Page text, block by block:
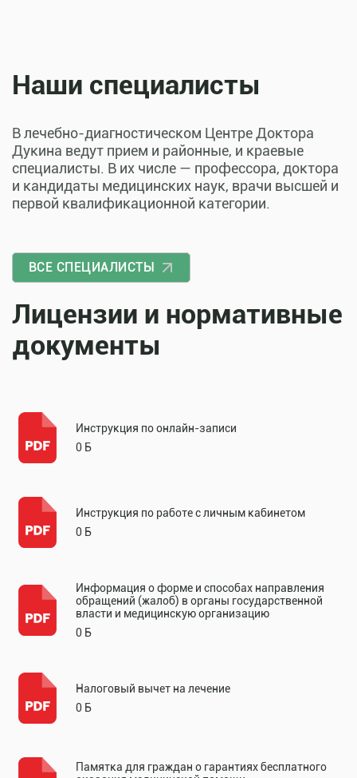
Наши специалисты
В лечебно-диагностическом Центре Доктора
Дукина ведут прием и районные, и краевые
специалисты. В их числе — профессора, доктора
и кандидаты медицинских наук, врачи высшей и
первой квалификационной категории.
ВСЕ СПЕЦИАЛИСТЫ
Лицензии и нормативные
документы
Инструкция по онлайн-записи
0 Б
Инструкция по работе с личным кабинетом
0 Б
Информация о форме и способах направления
обращений (жалоб) в органы государственной
власти и медицинскую организацию
0 Б
Налоговый вычет на лечение
0 Б
Памятка для граждан о гарантиях бесплатного